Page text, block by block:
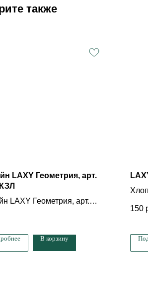
также
LAXY Геометрия, арт.
LAXY Геометрия, арт.
В корзину
150